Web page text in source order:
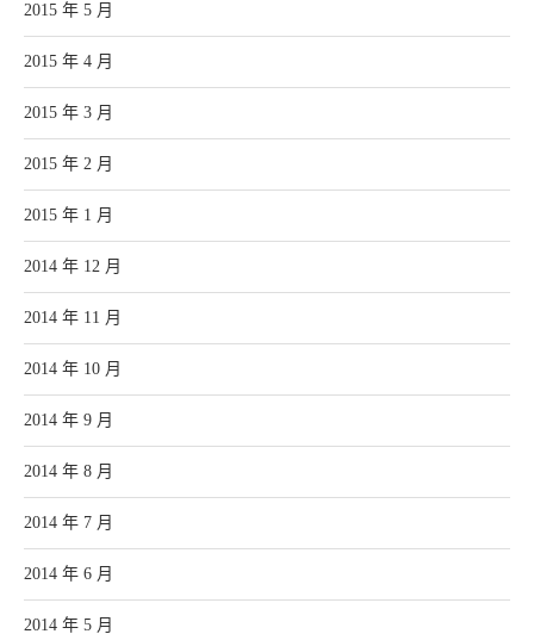
2015 年 5 月
2015 年 4 月
2015 年 3 月
2015 年 2 月
2015 年 1 月
2014 年 12 月
2014 年 11 月
2014 年 10 月
2014 年 9 月
2014 年 8 月
2014 年 7 月
2014 年 6 月
2014 年 5 月